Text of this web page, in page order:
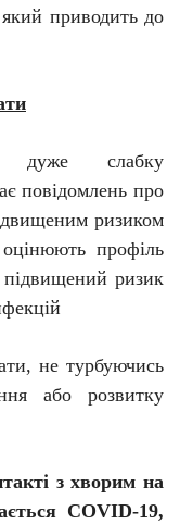
приводить до
дуже слабку
повідомлень про
ризиком
профіль
ризик
не турбуючись
або розвитку
з хворим на
COVID-19,